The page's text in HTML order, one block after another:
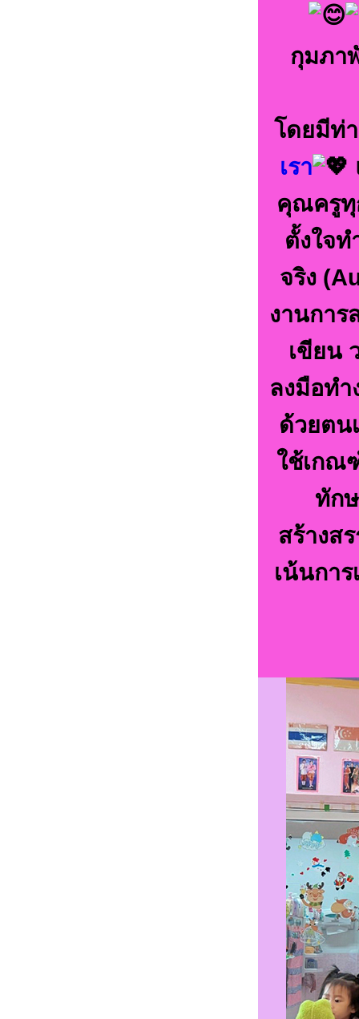
กุมภา
โดยมีท่
เรา
คุณครูทุ
ตั้งใจท
จริง
งานการ
เขียน
ลงมือทำ
ด้วยตน
ใช้เกณ
ทัก
สร้างส
เน้นกา